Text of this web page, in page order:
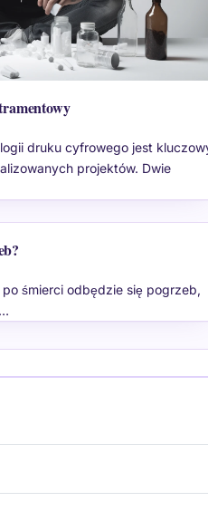
druku cyfrowego jest
projektów. Dwie
śmierci odbędzie się pogrzeb,